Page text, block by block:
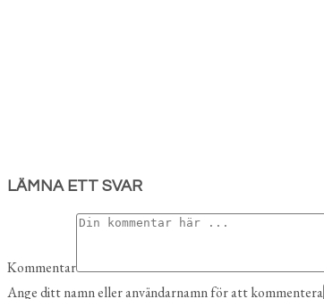
LÄMNA ETT SVAR
Kommentar
Ange ditt namn eller användarnamn för att kommentera